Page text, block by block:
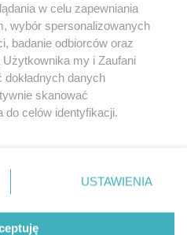
czerwonych róż
gdy znowu je od niego
w celu zapewniania
wybór spersonalizowanych
badanie odbiorców oraz
Użytkownika my i Zaufani
danych
skanować
celów identyfikacji.
ustawień prywatności
rogu strony
nie wymagają zgody
USTAWIENIA